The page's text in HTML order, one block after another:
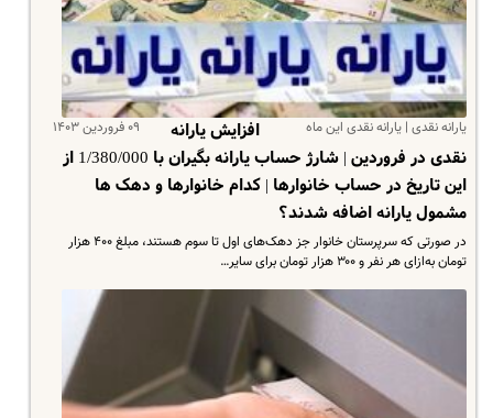
یارانه نقدی | یارانه نقدی این ماه ۰۹ فروردین ۱۴۰۳
افزایش یارانه
نقدی در فروردین | شارژ حساب یارانه بگیران با 1/380/000 از
این تاریخ در حساب خانوارها | کدام خانوارها و دهک ها
مشمول یارانه اضافه شدند؟
در صورتی که سرپرستان خانوار جز دهک‌های اول تا سوم هستند، مبلغ ۴۰۰ هزار
تومان به‌ازای هر نفر و ۳۰۰ هزار تومان برای سایر…